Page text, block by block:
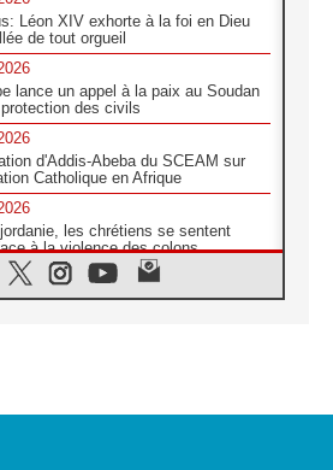
Léon XIV exhorte à la foi en Dieu
de tout orgueil
lance un appel à la paix au Soudan
des civils
d'Addis-Abeba du SCEAM sur
Catholique en Afrique
les chrétiens se sentent
à la violence des colons
au sanctuaire de Notre Dame du